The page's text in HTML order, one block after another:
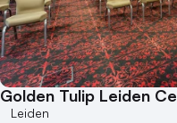
Golden Tulip Leiden
Leiden